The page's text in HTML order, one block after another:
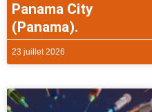
Panama City
(Panama).
23 juillet 2026